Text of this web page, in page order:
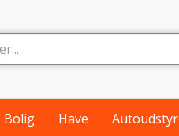
Bolig Have Autoudstyr